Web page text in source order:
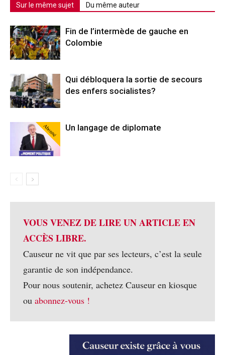
Sur le même sujet Du même auteur
Fin de l’intermède de gauche en
Colombie
Qui débloquera la sortie de secours
des enfers socialistes?
Abonné Un langage de diplomate
VOUS VENEZ DE LIRE UN ARTICLE EN
ACCÈS LIBRE.
Causeur ne vit que par ses lecteurs, c’est la seule
garantie de son indépendance.
Pour nous soutenir, achetez Causeur en kiosque
ou abonnez-vous !